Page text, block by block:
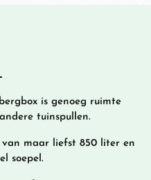
is genoeg ruimte
tuinspullen.
maar liefst 850 liter en
soepel.